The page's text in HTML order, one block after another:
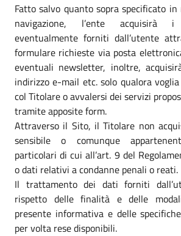
Fatto salvo quanto sopra specificato
navigazione, l’ente acquisirà
eventualmente forniti dall’utente
formulare richieste via posta
eventuali newsletter, inoltre,
indirizzo e-mail etc. solo qualora
col Titolare o avvalersi dei servizi
tramite apposite form.
Attraverso il Sito, il Titolare non
sensibile o comunque
particolari di cui all’art. 9 del
o dati relativi a condanne penali o reati.
Il trattamento dei dati forniti
rispetto delle finalità e delle
presente informativa e delle
per volta rese disponibili.